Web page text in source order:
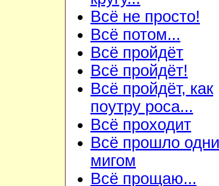
Всё не просто!
Всё потом...
Всё пройдёт
Всё пройдёт!
Всё пройдёт, как
поутру роса...
Всё проходит
Всё прошло
мигом
Всё прощаю...